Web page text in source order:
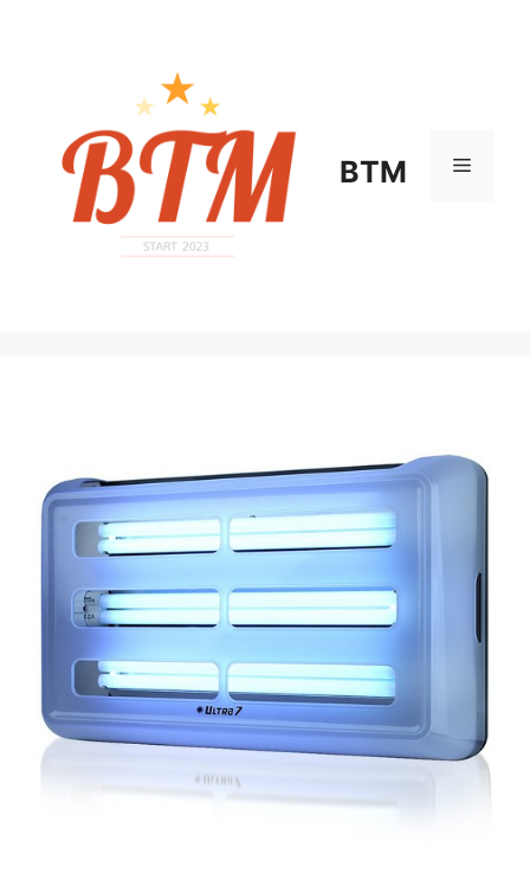
BTM 메